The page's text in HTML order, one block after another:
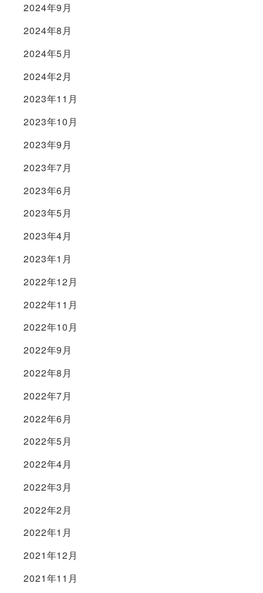
2024年9月
2024年8月
2024年5月
2024年2月
2023年11月
2023年10月
2023年9月
2023年7月
2023年6月
2023年5月
2023年4月
2023年1月
2022年12月
2022年11月
2022年10月
2022年9月
2022年8月
2022年7月
2022年6月
2022年5月
2022年4月
2022年3月
2022年2月
2022年1月
2021年12月
2021年11月